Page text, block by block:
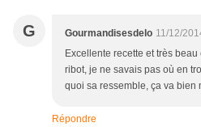
G Gourmandisesdelo 11/12/
Excellente recette et très
ribot, je ne savais pas où en
quoi sa ressemble, ça va bien
Répondre